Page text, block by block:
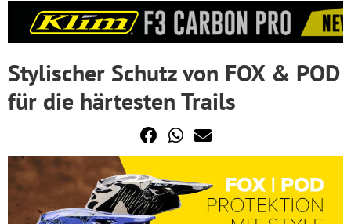
Stylischer Schutz von FOX & POD
für die härtesten Trails